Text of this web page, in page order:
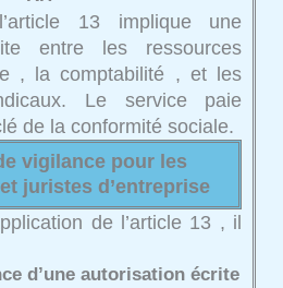
13 implique une
entre les ressources
, la comptabilité , et les
Le service paie
de la conformité sociale.
vigilance pour les
juristes d’entreprise
de l’article 13 , il
d’une autorisation écrite